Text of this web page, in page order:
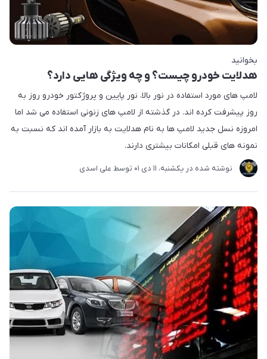
بخوانید
هدلایت خودرو چیست؟ و چه ویژگی هایی دارد؟
لامپ های مورد استفاده در نور بالا، نور پایین و پروژکتور خودرو روز به
روز پیشرفت کرده اند. در گذشته از لامپ های زنونی استفاده می شد اما
امروزه نسل جدید لامپ ها به نام هدلایت به بازار آمده اند که نسبت به
نمونه های قبلی امکانات بیشتری دارند.
نوشته شده در یکشنبه، 11 دی 01 توسط علی اسدی